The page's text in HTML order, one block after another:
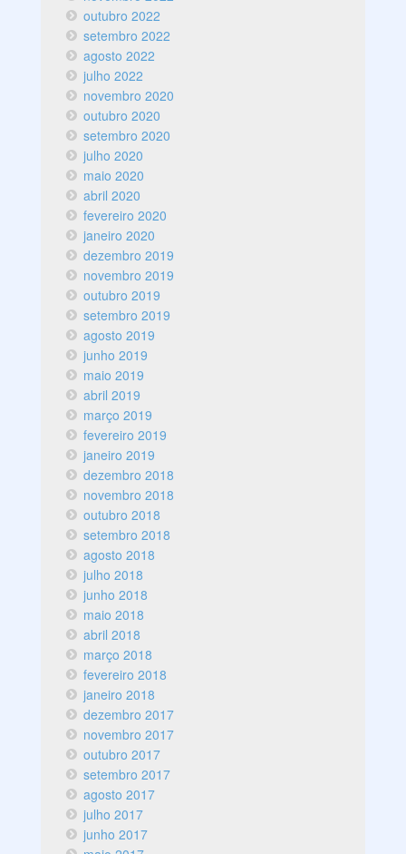
outubro 2022
setembro 2022
agosto 2022
julho 2022
novembro 2020
outubro 2020
setembro 2020
julho 2020
maio 2020
abril 2020
fevereiro 2020
janeiro 2020
dezembro 2019
novembro 2019
outubro 2019
setembro 2019
agosto 2019
junho 2019
maio 2019
abril 2019
março 2019
fevereiro 2019
janeiro 2019
dezembro 2018
novembro 2018
outubro 2018
setembro 2018
agosto 2018
julho 2018
junho 2018
maio 2018
abril 2018
março 2018
fevereiro 2018
janeiro 2018
dezembro 2017
novembro 2017
outubro 2017
setembro 2017
agosto 2017
julho 2017
junho 2017